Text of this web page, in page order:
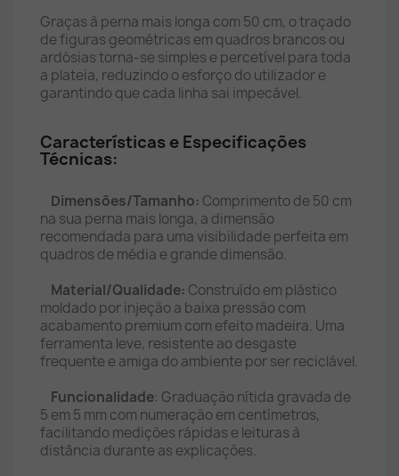
Graças à perna mais longa com 50 cm, o traçado
de figuras geométricas em quadros brancos ou
ardósias torna-se simples e percetível para toda
a plateia, reduzindo o esforço do utilizador e
garantindo que cada linha sai impecável.
Características e Especificações
Técnicas:
Dimensões/Tamanho: Comprimento de 50 cm
na sua perna mais longa, a dimensão
recomendada para uma visibilidade perfeita em
quadros de média e grande dimensão.
Material/Qualidade: Construído em plástico
moldado por injeção a baixa pressão com
acabamento premium com efeito madeira. Uma
ferramenta leve, resistente ao desgaste
frequente e amiga do ambiente por ser reciclável.
Funcionalidade: Graduação nítida gravada de
5 em 5 mm com numeração em centímetros,
facilitando medições rápidas e leituras à
distância durante as explicações.